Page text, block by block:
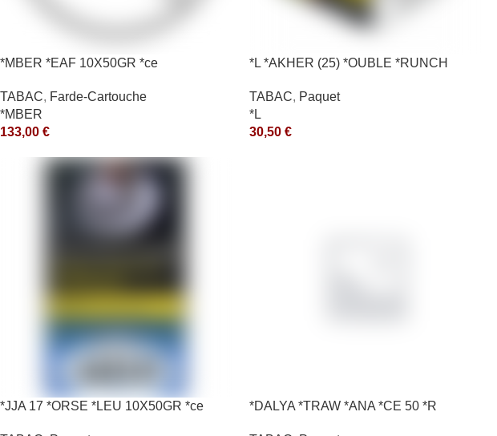
*MBER *EAF 10X50GR *ce
TABAC, Farde-Cartouche
*MBER
133,00 €
*L *AKHER (25) *OUBLE *RUNCH
TABAC, Paquet
*L
30,50 €
*JJA 17 *ORSE *LEU 10X50GR *ce *DALYA *TRAW *ANA *CE 50 *R